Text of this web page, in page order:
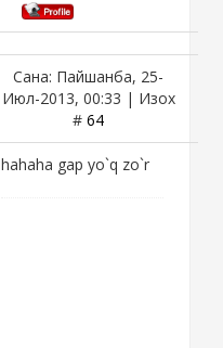
Сана: Пайшанба, 25-
Июл-2013, 00:33 | Изох
# 64
hahaha gap yo`q zo`r